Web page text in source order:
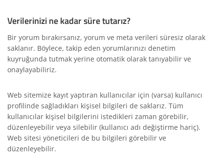
Verilerinizi ne kadar süre tutarız?
Bir yorum bırakırsanız, yorum ve meta verileri süresiz olarak
saklanır. Böylece, takip eden yorumlarınızı denetim
kuyruğunda tutmak yerine otomatik olarak tanıyabilir ve
onaylayabiliriz.
Web sitemize kayıt yaptıran kullanıcılar için (varsa) kullanıcı
profilinde sağladıkları kişisel bilgileri de saklarız. Tüm
kullanıcılar kişisel bilgilerini istedikleri zaman görebilir,
düzenleyebilir veya silebilir (kullanıcı adı değiştirme hariç).
Web sitesi yöneticileri de bu bilgileri görebilir ve
düzenleyebilir.